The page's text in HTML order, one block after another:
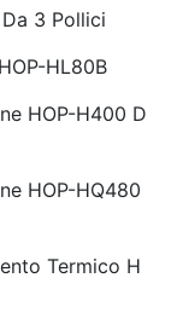
3 Pollici
HL80B
HOP-H400 D
HOP-HQ480
Termico H